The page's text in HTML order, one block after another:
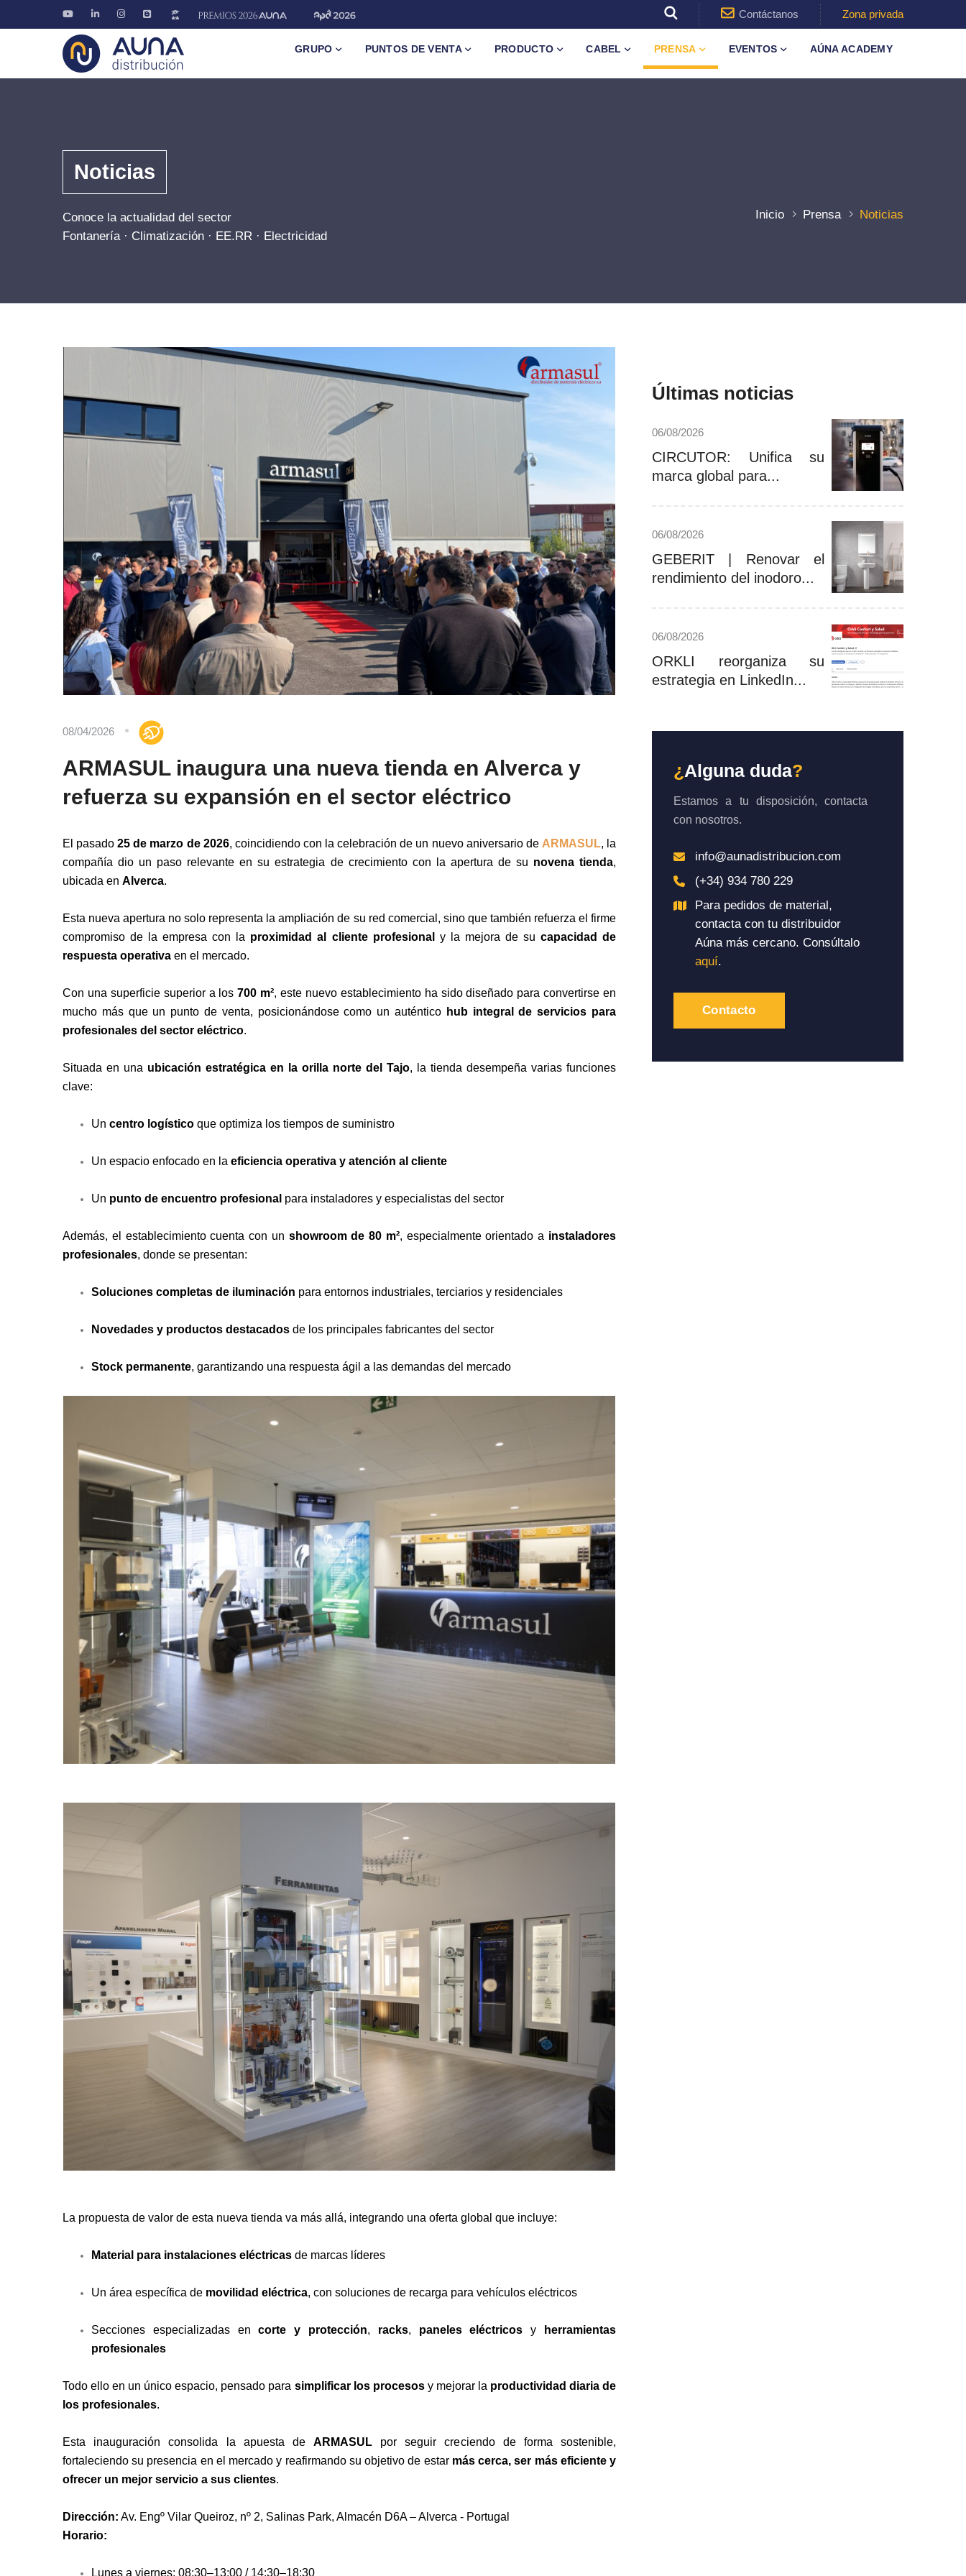
Contáctanos Zona privada
GRUPO PUNTOS DE VENTA PRODUCTO CABEL PRENSA EVENTOS AÚNA ACADEMY
Noticias
Conoce la actualidad del sector
Fontanería · Climatización · EE.RR · Electricidad
Inicio Prensa Noticias
08/04/2026
ARMASUL inaugura una nueva tienda en Alverca y
refuerza su expansión en el sector eléctrico
El pasado25 de marzo de 2026, coincidiendo con la celebración de un nuevo aniversario de ARMASUL, la
compañía dio un paso relevante en su estrategia de crecimiento con la apertura de su novena tienda,
ubicada en Alverca.
Esta nueva apertura no solo representa la ampliación de su red comercial, sino que también refuerza el firme
compromiso de la empresa con la proximidad al cliente profesional y la mejora de su capacidad de
respuesta operativa en el mercado.
Con una superficie superior a los700 m², este nuevo establecimiento ha sido diseñado para convertirse en
mucho más que un punto de venta, posicionándose como un auténtico hub integral de servicios para
profesionales del sector eléctrico.
Situada en una ubicación estratégica en la orilla norte del Tajo, la tienda desempeña varias funciones
clave:
Un centro logístico que optimiza los tiempos de suministro
Un espacio enfocado en la eficiencia operativa y atención al cliente
Un punto de encuentro profesional para instaladores y especialistas del sector
Además, el establecimiento cuenta con un showroom de 80 m², especialmente orientado a instaladores
profesionales, donde se presentan:
Soluciones completas de iluminación para entornos industriales, terciarios y residenciales
Novedades y productos destacados de los principales fabricantes del sector
Stock permanente, garantizando una respuesta ágil a las demandas del mercado
La propuesta de valor de esta nueva tienda va más allá, integrando una oferta global que incluye:
Material para instalaciones eléctricas de marcas líderes
Un área específica de movilidad eléctrica, con soluciones de recarga para vehículos eléctricos
Secciones especializadas encorte y protección, racks, paneles eléctricos y
herramientas
profesionales
Todo ello en un único espacio, pensado para simplificar los procesosy mejorar la productividad diaria de
los profesionales.
Esta inauguración consolida la apuesta de ARMASUL por seguir creciendo de forma sostenible,
fortaleciendo su presencia en el mercado y reafirmando su objetivo de estar más cerca, ser más eficiente y
ofrecer un mejor servicio a sus clientes.
Dirección: Av. Engº Vilar Queiroz, nº 2, Salinas Park, Almacén D6A – Alverca - Portugal
Horario:
Lunes a viernes: 08:30–13:00 / 14:30–18:30
Últimas noticias
06/08/2026
CIRCUTOR: Unifica su
marca global para...
06/08/2026
GEBERIT | Renovar el
rendimiento del inodoro...
06/08/2026
ORKLI reorganiza su
estrategia en LinkedIn...
¿ Alguna duda?
Estamos a tu disposición, contacta
con nosotros.
info@aunadistribucion.com
(+34) 934 780 229
Para pedidos de material,
contacta con tu distribuidor
Aúna más cercano. Consúltalo
aquí.
Contacto